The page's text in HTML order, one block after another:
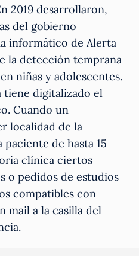
2019 desarrollaron,
del gobierno
informático de Alerta
la detección temprana
niñas y adolescentes.
tiene digitalizado el
Cuando un
localidad de la
de hasta 15
clínica ciertos
o pedidos de estudios
compatibles con
mail a la casilla del